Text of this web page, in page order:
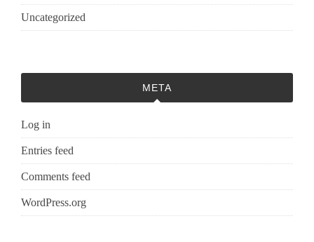
Uncategorized
META
Log in
Entries feed
Comments feed
WordPress.org